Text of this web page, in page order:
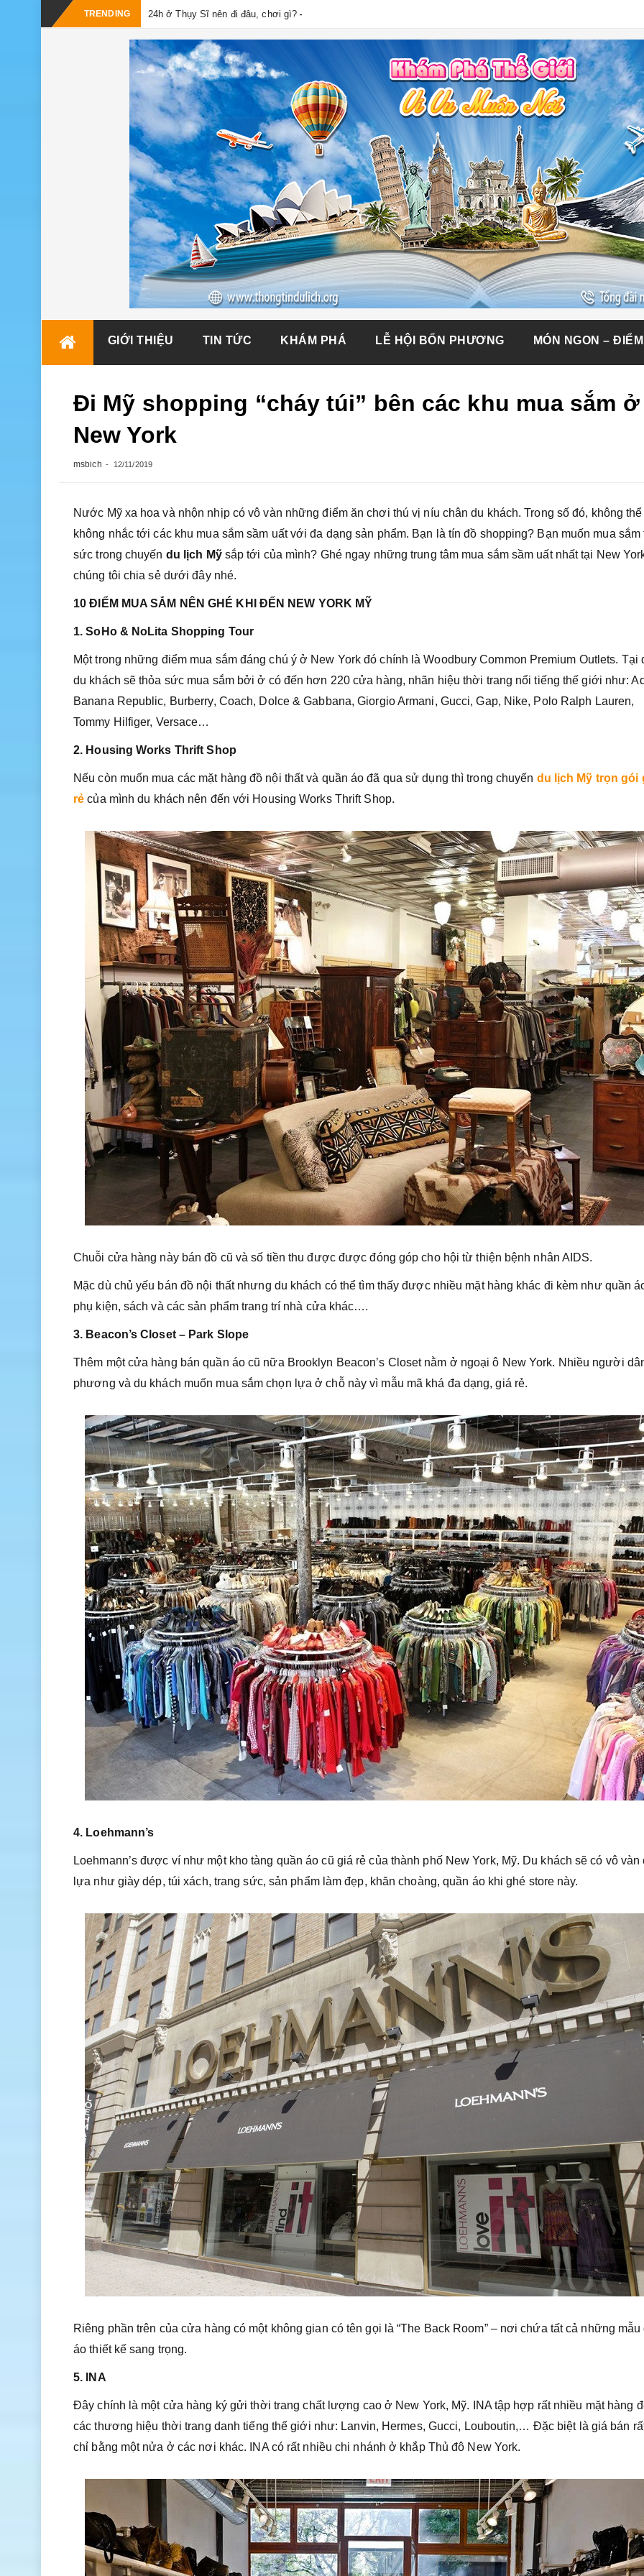
TRENDING 24h ở Thụy Sĩ nên đi đâu, chơi gì?
GIỚI THIỆU TIN TỨC KHÁM PHÁ LỄ HỘI BỐN PHƯƠNG MÓN NGON –
Đi Mỹ shopping “cháy túi” bên các khu mua sắm ở
New York
msbich 12/11/2019
Nước Mỹ xa hoa và nhộn nhịp có vô vàn những điểm ăn chơi thú vị níu chân du khách. Trong số đó, không thể
không nhắc tới các khu mua sắm sầm uất với đa dạng sản phẩm. Bạn là tín đồ shopping? Bạn muốn mua sắm
sức trong chuyến du lịch Mỹ sắp tới của mình? Ghé ngay những trung tâm mua sắm sầm uất nhất tại New
chúng tôi chia sẻ dưới đây nhé.
10 ĐIỂM MUA SẮM NÊN GHÉ KHI ĐẾN NEW YORK MỸ
1. SoHo & NoLita Shopping Tour
Một trong những điểm mua sắm đáng chú ý ở New York đó chính là Woodbury Common Premium Outlets. Tại
du khách sẽ thỏa sức mua sắm bởi ở có đến hơn 220 cửa hàng, nhãn hiệu thời trang nổi tiếng thế giới như:
Banana Republic, Burberry, Coach, Dolce & Gabbana, Giorgio Armani, Gucci, Gap, Nike, Polo Ralph Lauren,
Tommy Hilfiger, Versace…
2. Housing Works Thrift Shop
Nếu còn muốn mua các mặt hàng đồ nội thất và quần áo đã qua sử dụng thì trong chuyến du lịch Mỹ trọn gói
rẻ của mình du khách nên đến với Housing Works Thrift Shop.
Chuỗi cửa hàng này bán đồ cũ và số tiền thu được được đóng góp cho hội từ thiện bệnh nhân AIDS.
Mặc dù chủ yếu bán đồ nội thất nhưng du khách có thể tìm thấy được nhiều mặt hàng khác đi kèm như quần
phụ kiện, sách và các sản phẩm trang trí nhà cửa khác….
3. Beacon’s Closet – Park Slope
Thêm một cửa hàng bán quần áo cũ nữa Brooklyn Beacon’s Closet nằm ở ngoại ô New York. Nhiều người
phương và du khách muốn mua sắm chọn lựa ở chỗ này vì mẫu mã khá đa dạng, giá rẻ.
4. Loehmann’s
Loehmann’s được ví như một kho tàng quần áo cũ giá rẻ của thành phố New York, Mỹ. Du khách sẽ có vô vàn
lựa như giày dép, túi xách, trang sức, sản phẩm làm đẹp, khăn choàng, quần áo khi ghé store này.
Riêng phần trên của cửa hàng có một không gian có tên gọi là “The Back Room” – nơi chứa tất cả những mẫu
áo thiết kế sang trọng.
5. INA
Đây chính là một cửa hàng ký gửi thời trang chất lượng cao ở New York, Mỹ. INA tập hợp rất nhiều mặt hàng
các thương hiệu thời trang danh tiếng thế giới như: Lanvin, Hermes, Gucci, Louboutin,… Đặc biệt là giá bán
chỉ bằng một nửa ở các nơi khác. INA có rất nhiều chi nhánh ở khắp Thủ đô New York.